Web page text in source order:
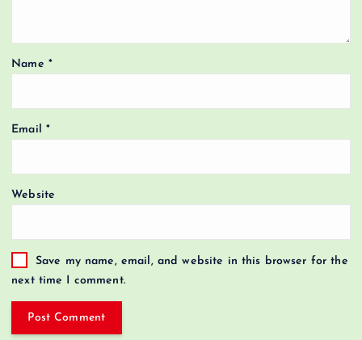
Name *
Email *
Website
Save my name, email, and website in this browser for the
next time I comment.